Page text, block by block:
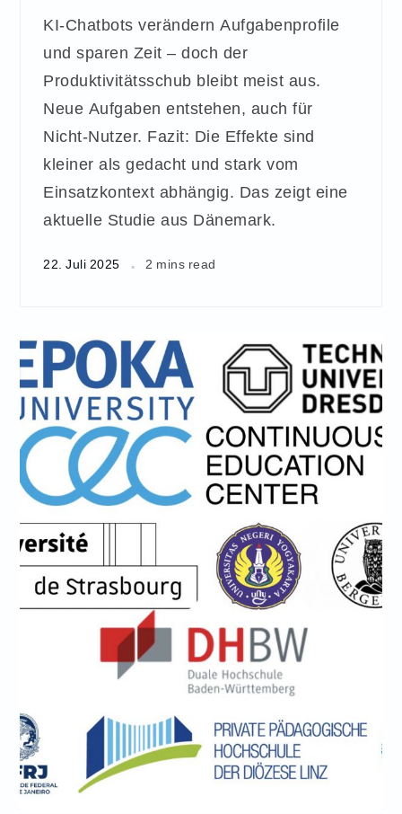
KI-Chatbots verändern Aufgabenprofile
und sparen Zeit – doch der
Produktivitätsschub bleibt meist aus.
Neue Aufgaben entstehen, auch für
Nicht-Nutzer. Fazit: Die Effekte sind
kleiner als gedacht und stark vom
Einsatzkontext abhängig. Das zeigt eine
aktuelle Studie aus Dänemark.
22. Juli 2025 2 mins read